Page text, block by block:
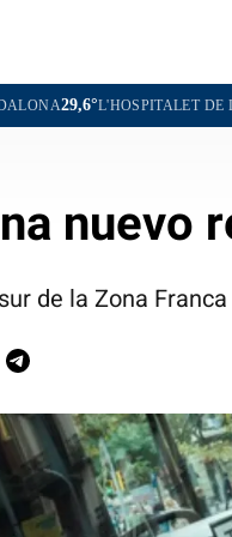
DE LLOBREGAT
nuevo
de la Zona Franca